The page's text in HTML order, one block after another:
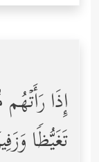
إِذَا
تَغَیُّظࣰا